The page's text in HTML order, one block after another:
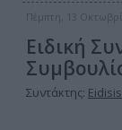
Πέμπτη, 13
Ειδική
Συντάκτης: